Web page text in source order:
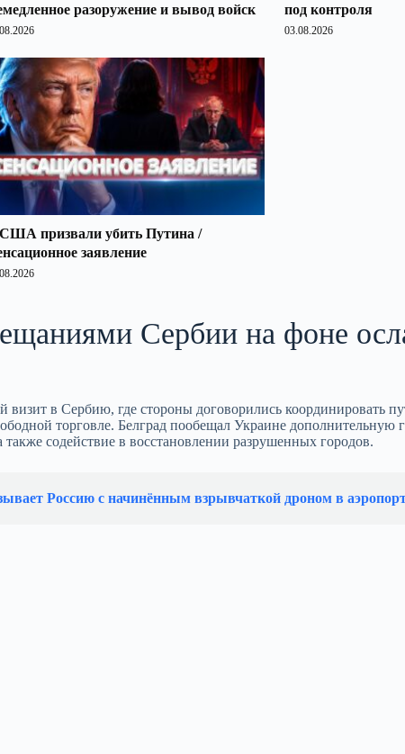
разоружение и вывод войск
под контроля
03.08.2026
призвали убить Путина /
заявление
Сербии на фоне
в Сербию, где стороны договорились координировать
торговле. Белград пообещал Украине
содействие в восстановлении разрушенных городов.
Россию с начинённым взрывчаткой дроном в